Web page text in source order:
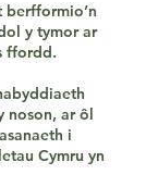
y tymor ar
ffordd.
noson, ar ôl
i
Cymru yn